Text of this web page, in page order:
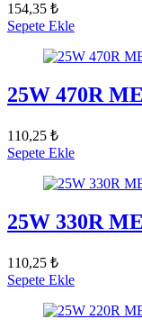
154,35 ₺
Sepete Ekle
25W 470R
110,25 ₺
Sepete Ekle
25W 330R
110,25 ₺
Sepete Ekle